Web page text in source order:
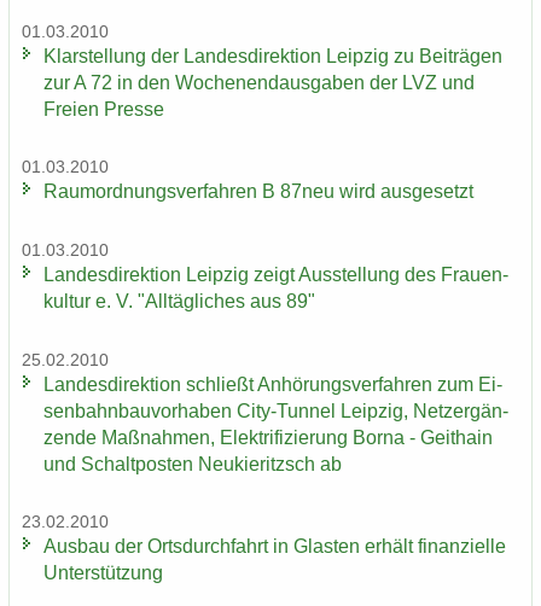
01.03.2010
Klar­stel­lung der Lan­des­di­rek­ti­on Leip­zig zu Bei­trä­gen
zur A 72 in den Wo­chen­end­aus­ga­ben der LVZ und
Frei­en Pres­se
01.03.2010
Raum­ord­nungs­ver­fah­ren B 87neu wird aus­ge­setzt
01.03.2010
Lan­des­di­rek­ti­on Leip­zig zeigt Aus­stel­lung des Frau­en­
kul­tur e. V. "All­täg­li­ches aus 89"
25.02.2010
Lan­des­di­rek­ti­on schließt An­hö­rungs­ver­fah­ren zum Ei­
sen­bahn­bau­vor­ha­ben City-​Tunnel Leip­zig, Netz­er­gän­
zen­de Maß­nah­men, Elek­tri­fi­zie­rung Borna - Geit­hain
und Schalt­pos­ten Neu­kie­ritzsch ab
23.02.2010
Aus­bau der Orts­durch­fahrt in Glas­ten er­hält fi­nan­zi­el­le
Un­ter­stüt­zung